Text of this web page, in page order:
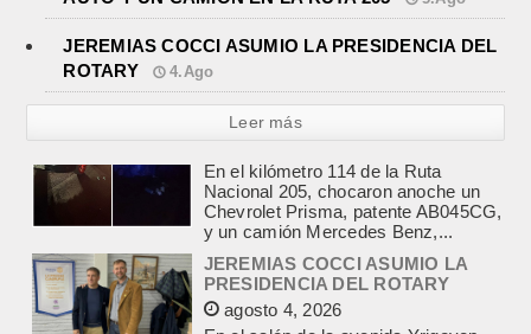
JEREMIAS COCCI ASUMIO LA PRESIDENCIA DEL
ROTARY
4.Ago
Leer más
JEREMIAS COCCI ASUMIO LA
PRESIDENCIA DEL ROTARY
agosto 4, 2026
En el salón de la avenida Yrigoyen
colmado, asumió la presidencia del
Rotary Club de Lobos Jeremías
Cocci, para el...